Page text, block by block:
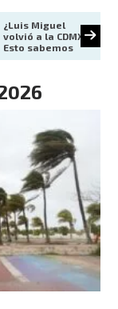
¿Luis Miguel
volvió a la CDMX?
Esto sabemos